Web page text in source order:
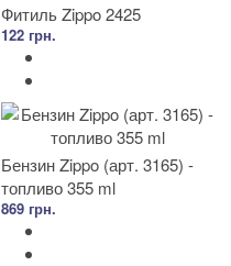
Фитиль Zippo 2425
122 грн.
Бензин Zippo (арт. 3165) -
топливо 355 ml
869 грн.